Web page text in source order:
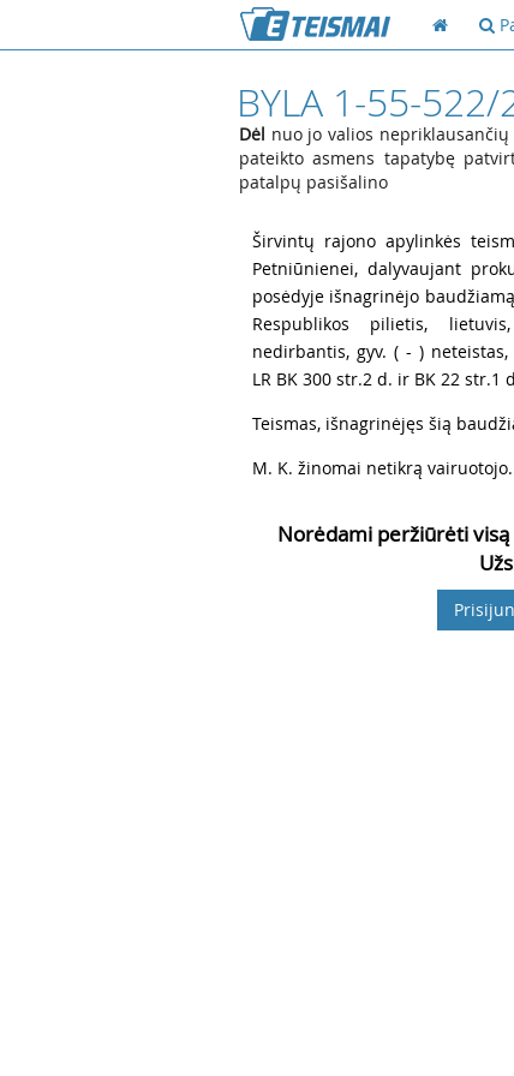
BYLA 1-55-522/
Dėl nuo jo valios
pateikto asmens tapatybę
patalpų pasišalino
Širvintų rajono apylinkės
Petniūnienei, dalyvaujant
posėdyje išnagrinėjo
Respublikos pilietis,
nedirbantis, gyv. ( - )
LR BK 300 str.2 d. ir BK 22 str.1
Teismas, išnagrinėjęs šią
M. K. žinomai netikrą
Norėdami peržiūrėti